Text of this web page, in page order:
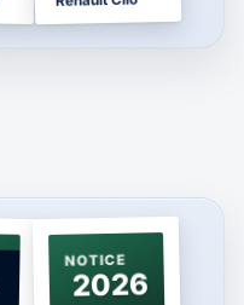
NOTICE
2026